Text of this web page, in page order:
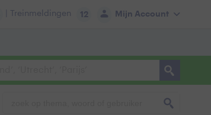
Mijn Account
| Treinmeldingen 12